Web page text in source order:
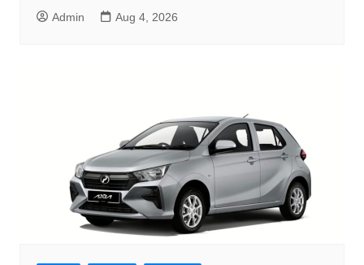
Admin Aug 4, 2026